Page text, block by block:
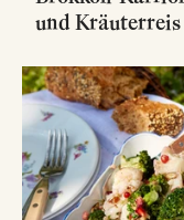
und Kräuterreis